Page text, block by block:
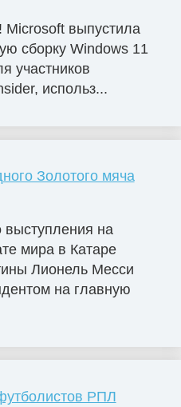
Microsoft выпустила
сборку Windows 11
участников
использ...
Золотого мяча
на
мира в Катаре
Лионель Месси
на главную
РПЛ